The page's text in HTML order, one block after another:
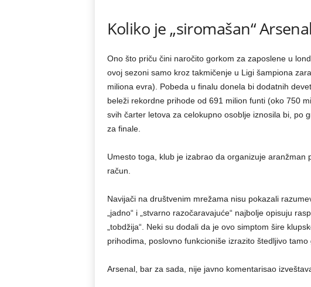
Koliko je „siromašan“
Ono što priču čini naročito gorkom za zaposlene u
ovoj sezoni samo kroz takmičenje u Ligi šampiona
miliona evra). Pobeda u finalu donela bi dodatnih
beleži rekordne prihode od 691 milion funti (oko 750
svih čarter letova za celokupno osoblje iznosila bi, po
za finale.
Umesto toga, klub je izabrao da organizuje aranžman
račun.
Navijači na društvenim mrežama nisu pokazali
„jadno“ i „stvarno razočaravajuće“ najbolje opisuju
„tobdžija“. Neki su dodali da je ovo simptom šire
prihodima, poslovno funkcioniše izrazito štedljivo tamo
Arsenal, bar za sada, nije javno komentarisao